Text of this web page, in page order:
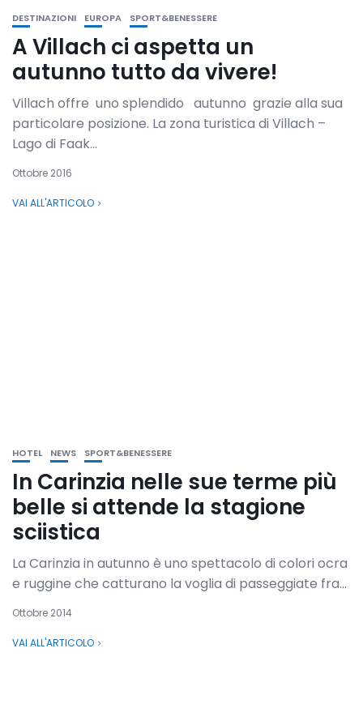
DESTINAZIONI EUROPA SPORT&BENESSERE
A Villach ci aspetta un
autunno tutto da vivere!
Villach offre uno splendido autunno grazie alla sua
particolare posizione. La zona turistica di Villach –
Lago di Faak...
Ottobre 2016
VAI ALL'ARTICOLO
HOTEL NEWS SPORT&BENESSERE
In Carinzia nelle sue terme più
belle si attende la stagione
sciistica
La Carinzia in autunno è uno spettacolo di colori ocra
e ruggine che catturano la voglia di passeggiate fra...
Ottobre 2014
VAI ALL'ARTICOLO